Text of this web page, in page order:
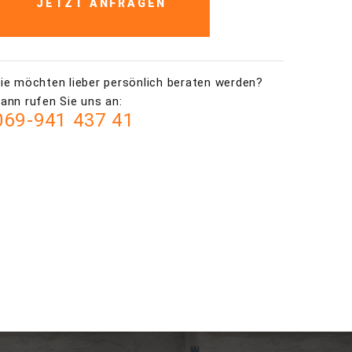
JETZT ANFRAGEN
möchten lieber persönlich beraten werden?
rufen Sie uns an:
941 437 41